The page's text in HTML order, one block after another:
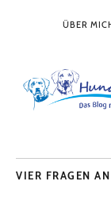
ÜBER
VIER FRAGEN